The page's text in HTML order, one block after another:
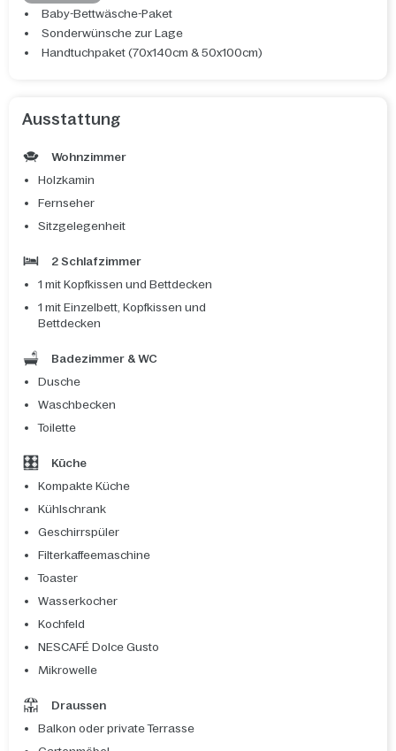
Baby-Bettwäsche-Paket
Sonderwünsche zur Lage
Handtuchpaket (70x140cm & 50x100cm)
Ausstattung
Wohnzimmer
Holzkamin
Fernseher
Sitzgelegenheit
2 Schlafzimmer
1 mit Kopfkissen und Bettdecken
1 mit Einzelbett, Kopfkissen und
Bettdecken
Badezimmer & WC
Dusche
Waschbecken
Toilette
Küche
Kompakte Küche
Kühlschrank
Geschirrspüler
Filterkaffeemaschine
Toaster
Wasserkocher
Kochfeld
NESCAFÉ Dolce Gusto
Mikrowelle
Draussen
Balkon oder private Terrasse